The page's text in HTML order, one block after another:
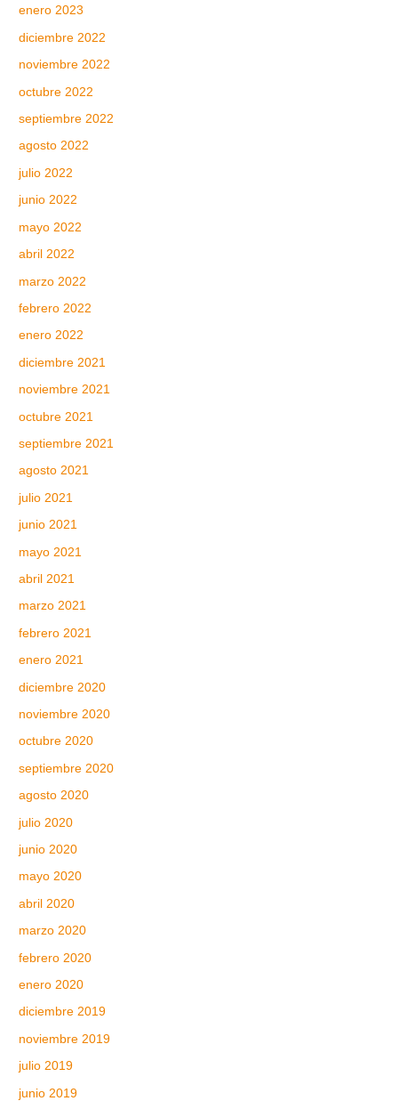
enero 2023
diciembre 2022
noviembre 2022
octubre 2022
septiembre 2022
agosto 2022
julio 2022
junio 2022
mayo 2022
abril 2022
marzo 2022
febrero 2022
enero 2022
diciembre 2021
noviembre 2021
octubre 2021
septiembre 2021
agosto 2021
julio 2021
junio 2021
mayo 2021
abril 2021
marzo 2021
febrero 2021
enero 2021
diciembre 2020
noviembre 2020
octubre 2020
septiembre 2020
agosto 2020
julio 2020
junio 2020
mayo 2020
abril 2020
marzo 2020
febrero 2020
enero 2020
diciembre 2019
noviembre 2019
julio 2019
junio 2019